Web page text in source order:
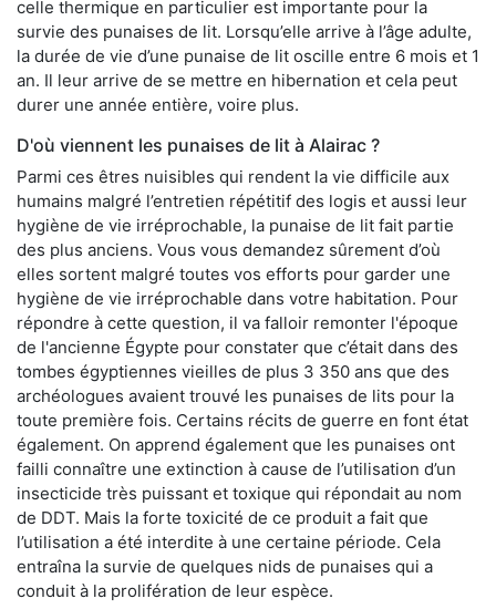
celle thermique en particulier est importante pour la
survie des punaises de lit. Lorsqu’elle arrive à l’âge adulte,
la durée de vie d’une punaise de lit oscille entre 6 mois et 1
an. Il leur arrive de se mettre en hibernation et cela peut
durer une année entière, voire plus.
D'où viennent les punaises de lit à Alairac ?
Parmi ces êtres nuisibles qui rendent la vie difficile aux
humains malgré l’entretien répétitif des logis et aussi leur
hygiène de vie irréprochable, la punaise de lit fait partie
des plus anciens. Vous vous demandez sûrement d’où
elles sortent malgré toutes vos efforts pour garder une
hygiène de vie irréprochable dans votre habitation. Pour
répondre à cette question, il va falloir remonter l'époque
de l'ancienne Égypte pour constater que c’était dans des
tombes égyptiennes vieilles de plus 3 350 ans que des
archéologues avaient trouvé les punaises de lits pour la
toute première fois. Certains récits de guerre en font état
également. On apprend également que les punaises ont
failli connaître une extinction à cause de l’utilisation d’un
insecticide très puissant et toxique qui répondait au nom
de DDT. Mais la forte toxicité de ce produit a fait que
l’utilisation a été interdite à une certaine période. Cela
entraîna la survie de quelques nids de punaises qui a
conduit à la prolifération de leur espèce.